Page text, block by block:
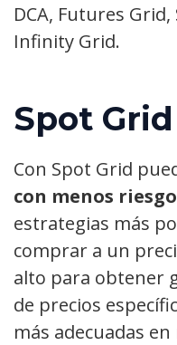
DCA, Futures
Infinity Grid.
Spot Grid
Con Spot Grid
con menos riesgo
estrategias más
comprar a un
alto para obtener
de precios
más adecuadas